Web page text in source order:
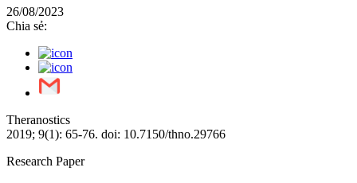
26/08/2023
Chia sẻ:
Theranostics
2019; 9(1): 65-76. doi: 10.7150/thno.29766
Research Paper